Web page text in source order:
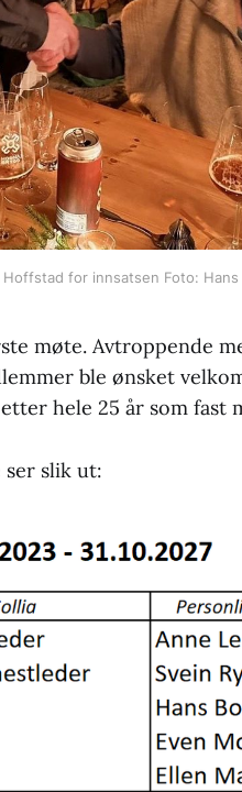
Hoffstad for innsatsen Foto:
møte. Avtroppende
ble ønsket
hele 25 år som fast
slik ut: